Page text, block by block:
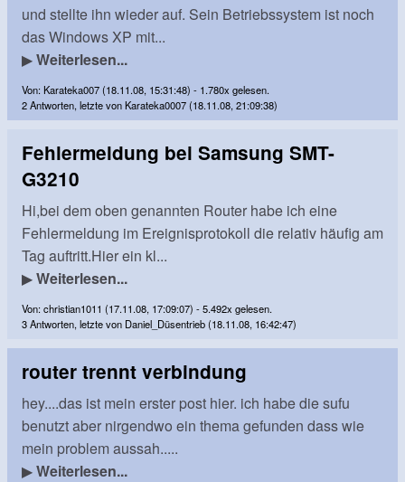
und stellte ihn wieder auf. Sein Betriebssystem ist noch
das Windows XP mit...
▶Weiterlesen...
Von: Karateka007 (18.11.08, 15:31:48) - 1.780x gelesen.
2 Antworten, letzte von Karateka0007 (18.11.08, 21:09:38)
Fehlermeldung bei Samsung SMT-
G3210
Hi,bei dem oben genannten Router habe ich eine
Fehlermeldung im Ereignisprotokoll die relativ häufig am
Tag auftritt.Hier ein kl...
▶Weiterlesen...
Von: christian1011 (17.11.08, 17:09:07) - 5.492x gelesen.
3 Antworten, letzte von Daniel_Düsentrieb (18.11.08, 16:42:47)
router trennt verbindung
hey....das ist mein erster post hier. ich habe die sufu
benutzt aber nirgendwo ein thema gefunden dass wie
mein problem aussah.....
▶Weiterlesen...